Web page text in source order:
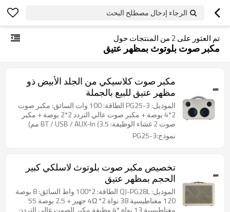
الرجاء إدخال مصطلح البحث
تم العثور على 2 من المنتجات حول
مكبر صوت بلوتوث بمظهر عتيق
مكبر صوت كلاسيكي من الجلد الأبيض ذو
مظهر عتيق للبيع بالجملة
الموديل: PG25-3 الطاقة: 100 وات السائق: مكبر صوت
2*4 بوصة + مكبر صوت عالي التردد 2*2 بوصة + مكبر
صوت 2 غشاء الوظيفة: BT / USB / AUX-In (3.5 مم)
في الساعة إضافات: مع مقبض / غلاف جلدي
نموذج:PG25-3
تخصيص مكبر صوت بلوتوث لاسلكي كبير
الحجم بمظهر عتيق
الموديل: QJ-PG28L الطاقة: 2*100 واط السائق: 8 بوصة
120 مغناطيسية 38 نواة 4Ω *2 جهير + 2.5 بوصة 55
مغناطيسية 13 نواة *4 وظيفة مكبر الصوت عالي التردد: